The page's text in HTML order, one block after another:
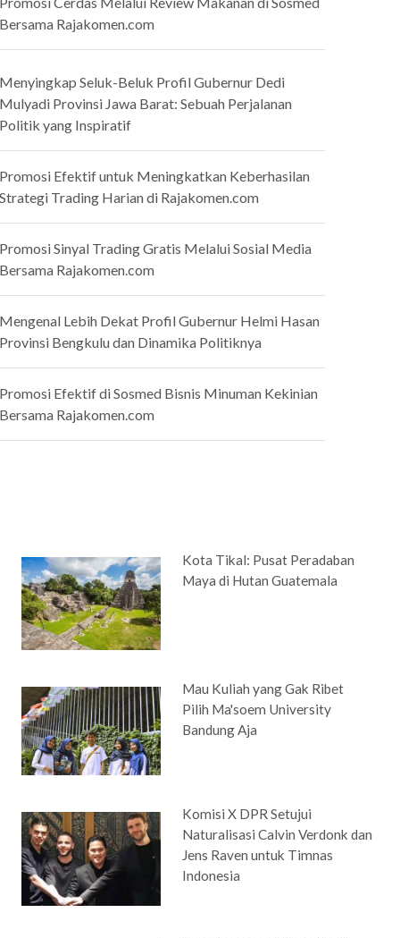
Rajakomen.com
Seluk-Beluk Profil Gubernur Dedi
Provinsi Jawa Barat: Sebuah Perjalanan
yang Inspiratif
Efektif untuk Meningkatkan Keberhasilan
Trading Harian di Rajakomen.com
Sinyal Trading Gratis Melalui Sosial Media
Rajakomen.com
Lebih Dekat Profil Gubernur Helmi Hasan
Bengkulu dan Dinamika Politiknya
Efektif di Sosmed Bisnis Minuman Kekinian
Rajakomen.com
Kota Tikal: Pusat Peradaban
Maya di Hutan Guatemala
Mau Kuliah yang Gak Ribet
Pilih Ma'soem University
Bandung Aja
Komisi X DPR Setujui
Naturalisasi Calvin Verdonk dan
Jens Raven untuk Timnas
Indonesia